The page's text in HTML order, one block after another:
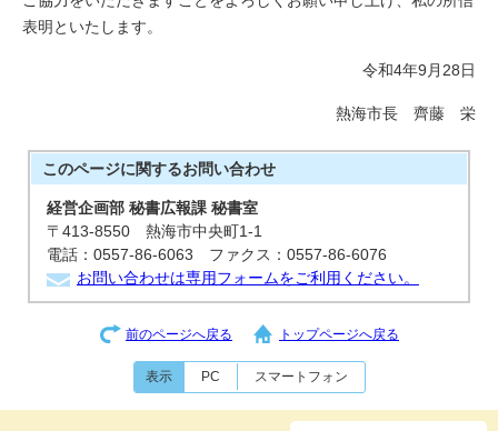
表明といたします。
令和4年9月28日
熱海市長 齊藤 栄
このページに関するお問い合わせ
経営企画部 秘書広報課 秘書室
〒413-8550 熱海市中央町1-1
電話：0557-86-6063 ファクス：0557-86-6076
お問い合わせは専用フォームをご利用ください。
前のページへ戻る トップページへ戻る
表示 PC スマートフォン